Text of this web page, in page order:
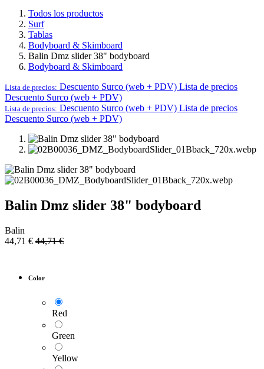
Todos los productos
Surf
Tablas
Bodyboard & Skimboard
Balin Dmz slider 38" bodyboard
Bodyboard & Skimboard
Lista de precios: Descuento Surco (web + PDV) Lista de precios
Descuento Surco (web + PDV)
Lista de precios: Descuento Surco (web + PDV) Lista de precios
Descuento Surco (web + PDV)
Balin Dmz slider 38" bodyboard
Balin
44,71 € 44,71€
Color
Red
Green
Yellow